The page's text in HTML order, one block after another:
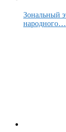
Зональный
народного…